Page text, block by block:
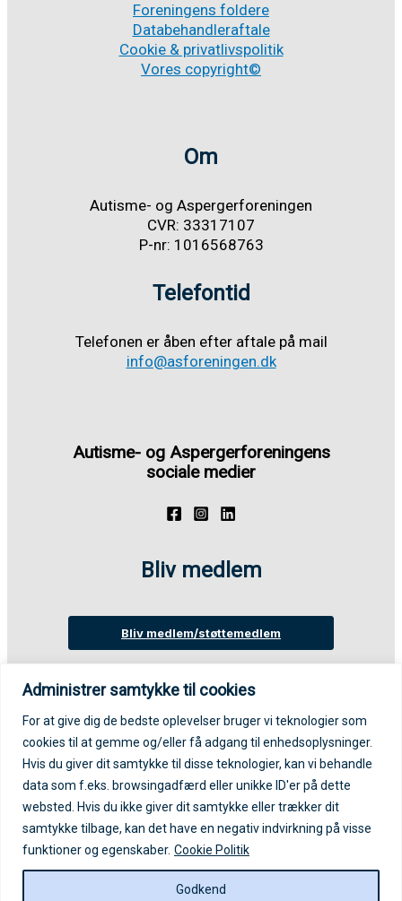
Administrer samtykke til cookies
For at give dig de bedste oplevelser bruger vi teknologier som
cookies til at gemme og/eller få adgang til enhedsoplysninger.
Hvis du giver dit samtykke til disse teknologier, kan vi behandle
data som f.eks. browsingadfærd eller unikke ID'er på dette
websted. Hvis du ikke giver dit samtykke eller trækker dit
samtykke tilbage, kan det have en negativ indvirkning på visse
funktioner og egenskaber. Cookie Politik
Godkend
Foreningens foldere
Databehandleraftale
Cookie & privatlivspolitik
Vores copyright©
Om
Autisme- og Aspergerforeningen
CVR: 33317107
P-nr: 1016568763
Telefontid
Telefonen er åben efter aftale på mail
info@asforeningen.dk
Autisme- og Aspergerforeningens
sociale medier
Bliv medlem
Bliv medlem/støttemedlem
Login på medlemsportal
Log ind på medlemsportal